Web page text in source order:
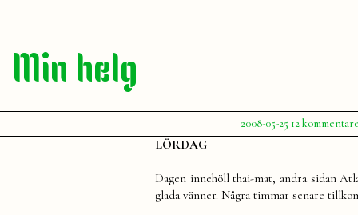
Min helg
Publicerat
av
Julia
2008-05-25 12
LÖRDAG
Dagen innehöll thai-mat, andra sidan
glada vänner. Några timmar senare